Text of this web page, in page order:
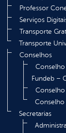
Professor
Serviços
Transporte
Transporte
Conselhos
Fundeb –
Conselho
Conselho
Secretarias